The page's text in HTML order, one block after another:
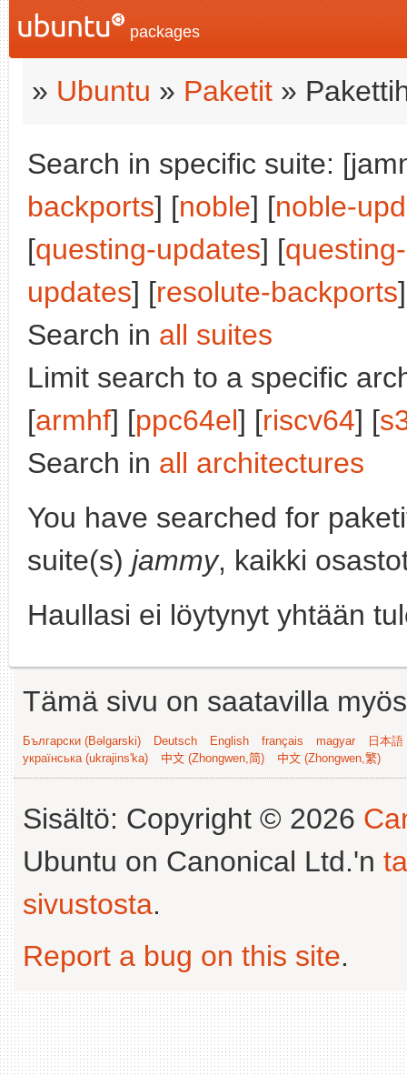
packages
» Ubuntu » Paketit »
Search in specific suite:
backports] [noble] [noble-
[questing-updates] [
updates] [resolute-backports
Search in all suites
Limit search to a specific
[armhf] [ppc64el] [riscv64] [
Search in all architectures
You have searched for
suite(s) jammy, kaikki
Haullasi ei löytynyt yhtään
Tämä sivu on saatavilla
Български (Bəlgarski) Deutsch English français magyar
日本
українська (ukrajins'ka)
中文 (Zhongwen,简) 中文 (Zhongwen,繁)
Sisältö: Copyright © 2026
Ubuntu on Canonical Ltd.'n
sivustosta.
Report a bug on this site.